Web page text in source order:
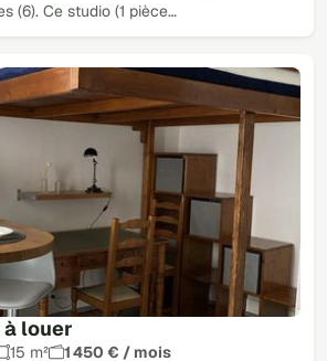
(6). Ce studio (1 pièce…
louer
15 m²
1 450 € / mois